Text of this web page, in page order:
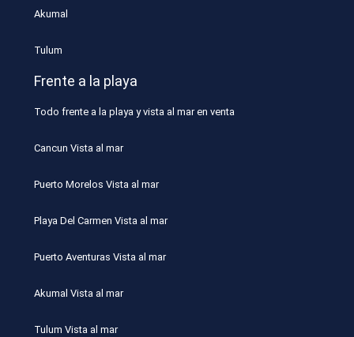
Akumal
Tulum
Frente a la playa
Todo frente a la playa y vista al mar en venta
Cancun Vista al mar
Puerto Morelos Vista al mar
Playa Del Carmen Vista al mar
Puerto Aventuras Vista al mar
Akumal Vista al mar
Tulum Vista al mar